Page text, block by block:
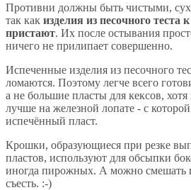
Противни должны быть чистыми,
так как изделия из песочного теста
пристают. Их после остывания
ничего не прилипает совершенно.
Испеченные изделия из песочного
ломаются. Поэтому легче всего
а не большие пласты для кексов,
лучше на железной лопате - с
испечённый пласт.
Крошки, образующиеся при резке
пластов, используют для обсыпки
иногда пирожных. А можно смешать
съесть. :-)